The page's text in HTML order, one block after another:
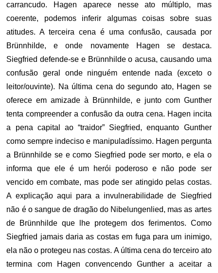
carrancudo. Hagen aparece nesse ato múltiplo, mas
coerente, podemos inferir algumas coisas sobre suas
atitudes. A terceira cena é uma confusão, causada por
Brünnhilde, e onde novamente Hagen se destaca.
Siegfried defende-se e Brünnhilde o acusa, causando uma
confusão geral onde ninguém entende nada (exceto o
leitor/ouvinte). Na última cena do segundo ato, Hagen se
oferece em amizade à Brünnhilde, e junto com Gunther
tenta compreender a confusão da outra cena. Hagen incita
a pena capital ao “traidor” Siegfried, enquanto Gunther
como sempre indeciso e manipuladíssimo. Hagen pergunta
a Brünnhilde se e como Siegfried pode ser morto, e ela o
informa que ele é um herói poderoso e não pode ser
vencido em combate, mas pode ser atingido pelas costas.
A explicação aqui para a invulnerabilidade de Siegfried
não é o sangue de dragão do Nibelungenlied, mas as artes
de Brünnhilde que lhe protegem dos ferimentos. Como
Siegfried jamais daria as costas em fuga para um inimigo,
ela não o protegeu nas costas. A última cena do terceiro ato
termina com Hagen convencendo Gunther a aceitar a